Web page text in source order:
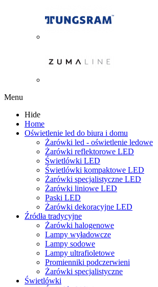
Menu
Hide
Home
Oświetlenie led do biura i domu
Żarówki led - oświetlenie ledowe
Żarówki reflektorowe LED
Świetlówki LED
Świetlówki kompaktowe LED
Żarówki specjalistyczne LED
Żarówki liniowe LED
Paski LED
Żarówki dekoracyjne LED
Źródła tradycyjne
Żarówki halogenowe
Lampy wyładowcze
Lampy sodowe
Lampy ultrafioletowe
Promienniki podczerwieni
Żarówki specjalistyczne
Świetlówki